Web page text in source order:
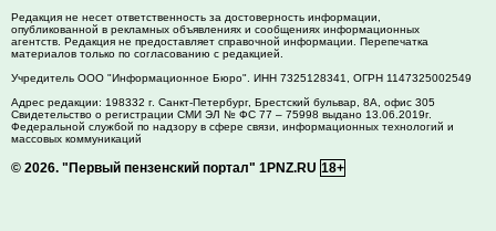
Редакция не несет ответственность за достоверность информации,
опубликованной в рекламных объявлениях и сообщениях информационных
агентств. Редакция не предоставляет справочной информации. Перепечатка
материалов только по согласованию с редакцией.
Учредитель ООО "Информационное Бюро". ИНН 7325128341, ОГРН 1147325002549
Адрес редакции: 198332 г. Санкт-Петербург, Брестский бульвар, 8А, офис 305
Свидетельство о регистрации СМИ ЭЛ № ФС 77 – 75998 выдано 13.06.2019г.
Федеральной службой по надзору в сфере связи, информационных технологий и
массовых коммуникаций
© 2026. "Первый пензенский портал" 1PNZ.RU 18+